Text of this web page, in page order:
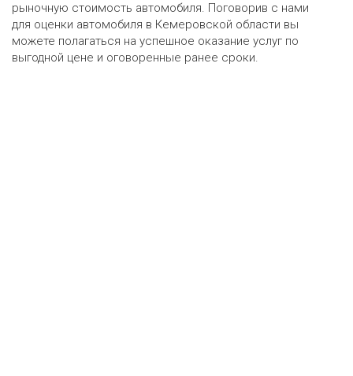
рыночную стоимость автомобиля. Поговорив с нами
для оценки автомобиля в Кемеровской области вы
можете полагаться на успешное оказание услуг по
выгодной цене и оговоренные ранее сроки.